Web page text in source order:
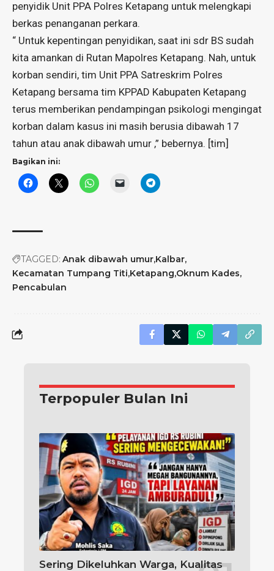
penyidik Unit PPA Polres Ketapang untuk melengkapi
berkas penanganan perkara.
“ Untuk kepentingan penyidikan, saat ini sdr BS sudah
kita amankan di Rutan Mapolres Ketapang. Nah, untuk
korban sendiri, tim Unit PPA Satreskrim Polres
Ketapang bersama tim KPPAD Kabupaten Ketapang
terus memberikan pendampingan psikologi mengingat
korban dalam kasus ini masih berusia dibawah 17
tahun atau anak dibawah umur ,” bebernya. [tim]
Bagikan ini:
TAGGED: Anak dibawah umur Kalbar
Kecamatan Tumpang Titi Ketapang Oknum Kades
Pencabulan
Terpopuler Bulan Ini
Sering Dikeluhkan Warga, Kualitas